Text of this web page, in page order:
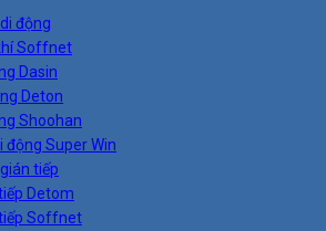
động
Soffnet
Dasin
Deton
Shoohan
động Super Win
tiếp
Detom
Soffnet